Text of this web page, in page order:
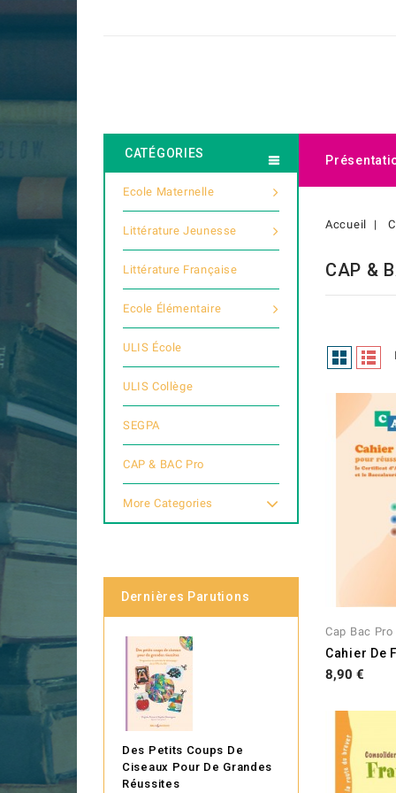
CATÉGORIES
Ecole Maternelle
Littérature Jeunesse
Littérature Française
Ecole Élémentaire
ULIS École
ULIS Collège
SEGPA
CAP & BAC Pro
More Categories
Dernières Parutions
Des Petits Coups De
Ciseaux Pour De Grandes
Réussites
Accueil
CAP &
Cap Bac Pro
Cahier De
Prix
8,90 €